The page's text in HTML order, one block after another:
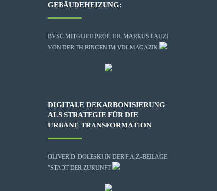
GEBÄUDEHEIZUNG:
BVSC-MITGLIED PROF. DR. MARKUS LAUZI
VON DER TH BINGEN IM VDI-MAGAZIN
DIGITALE DEKARBONISIERUNG
ALS STRATEGIE FÜR DIE
URBANE TRANSFORMATION
OLIVER D. DOLESKI IN DER F.A.Z.-BEILAGE
"STADT DER ZUKUNFT